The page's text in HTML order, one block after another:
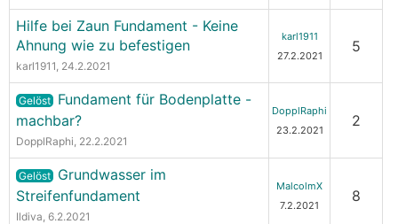
Hilfe bei Zaun Fundament - Keine
Ahnung wie zu befestigen
karl1911, 24.2.2021
karl1911
27.2.2021
5
Gelöst Fundament für Bodenplatte -
machbar?
DopplRaphi, 22.2.2021
DopplRaphi
23.2.2021
2
Gelöst Grundwasser im
Streifenfundament
Ildiva, 6.2.2021
MalcolmX
7.2.2021
8